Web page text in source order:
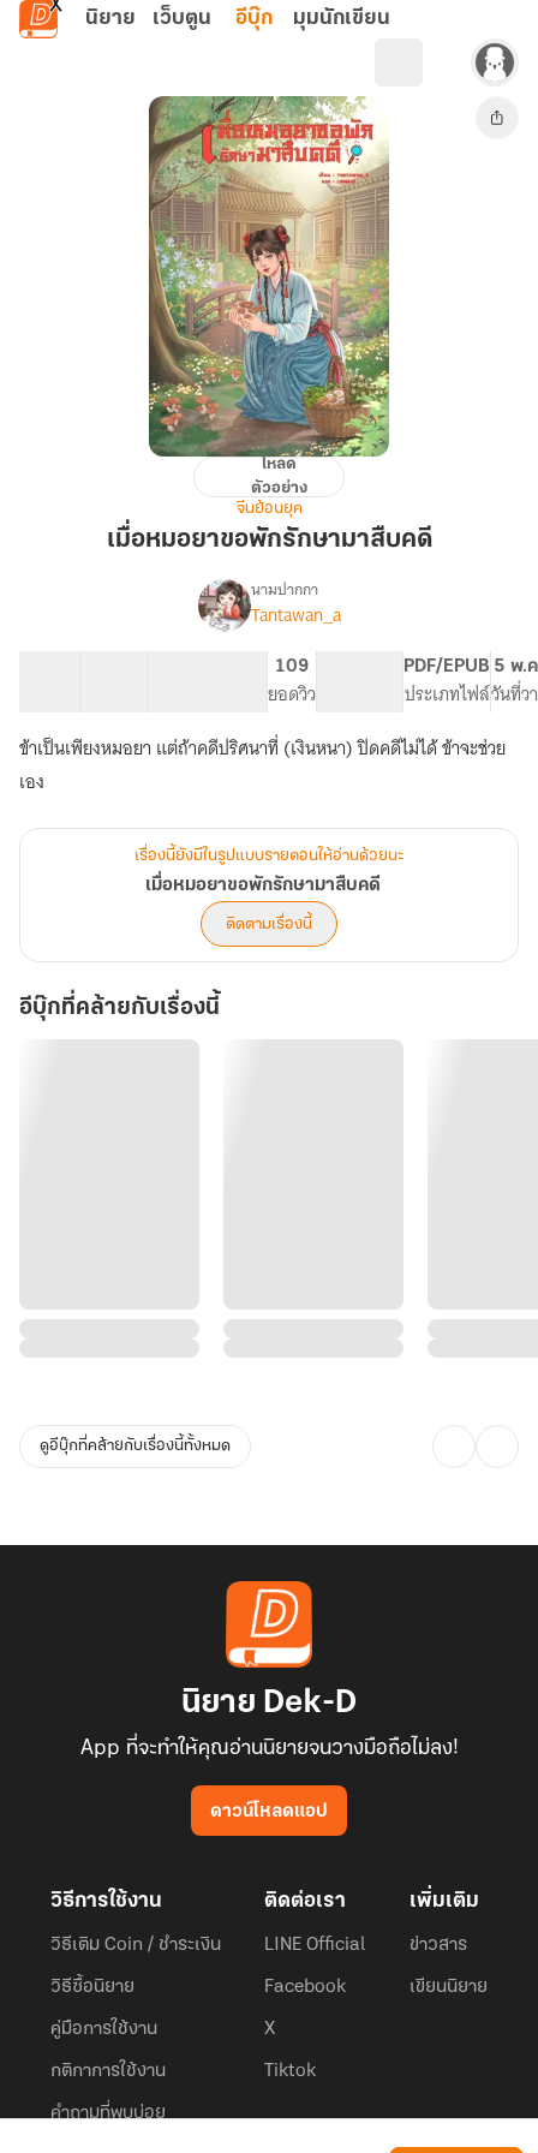
ข้ามไปยังเนื้อหาหลัก
นิยาย เว็บตูน อีบุ๊ก มุมนักเขียน
ยา
โหลด
ตัวอย่าง
จีนย้อนยุค
เมื่อหมอยาขอพักรักษามาสืบคดี
เรื่อง
หมอ
ยา
ขอ
พัก
รักษา
คดี
นามปากกา
Tantawan_a
109
ยอดวิว
PDF/EPUB
ประเภทไฟล์
5 พ.
วันที่ว
ข้าเป็นเพียงหมอยา แต่ถ้าคดีปริศนาที่ (เงินหนา) ปิดคดีไม่ได้ ข้าจะช่วย
เอง
เรื่องนี้ยังมีในรูปแบบรายตอนให้อ่านด้วยนะ
เมื่อหมอยาขอพักรักษามาสืบคดี
ติดตามเรื่องนี้
อีบุ๊กที่คล้ายกับเรื่องนี้
ดูอีบุ๊กที่คล้ายกับเรื่องนี้ทั้งหมด
นิยาย Dek-D
App ที่จะทำให้คุณอ่านนิยายจนวางมือถือไม่ลง!
ดาวน์โหลดแอป
วิธีการใช้งาน
วิธีเติม Coin / ชำระเงิน
วิธีซื้อนิยาย
คู่มือการใช้งาน
กติกาการใช้งาน
คำถามที่พบบ่อย
ติดต่อเรา
LINE Official
Facebook
X
Tiktok
เพิ่มเติม
ข่าวสาร
เขียนนิยาย